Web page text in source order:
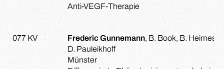
Anti-VEGF-Therapie
077 KV Frederic Gunnemann, B. Book, B. Heimes-
D. Pauleikhoff
Münster